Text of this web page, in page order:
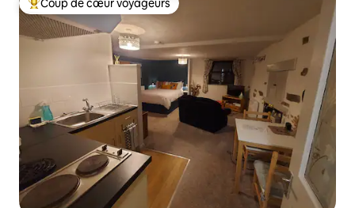
Coups de cœur voyageurs les plus appréciés